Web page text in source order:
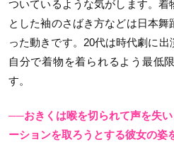
ついているような気がします。着
とした袖のさばき方などは日本
った動きです。20代は時代劇に出
自分で着物を着られるよう最低
す。
──おきくは喉を切られて声を失
ーションを取ろうとする彼女の姿